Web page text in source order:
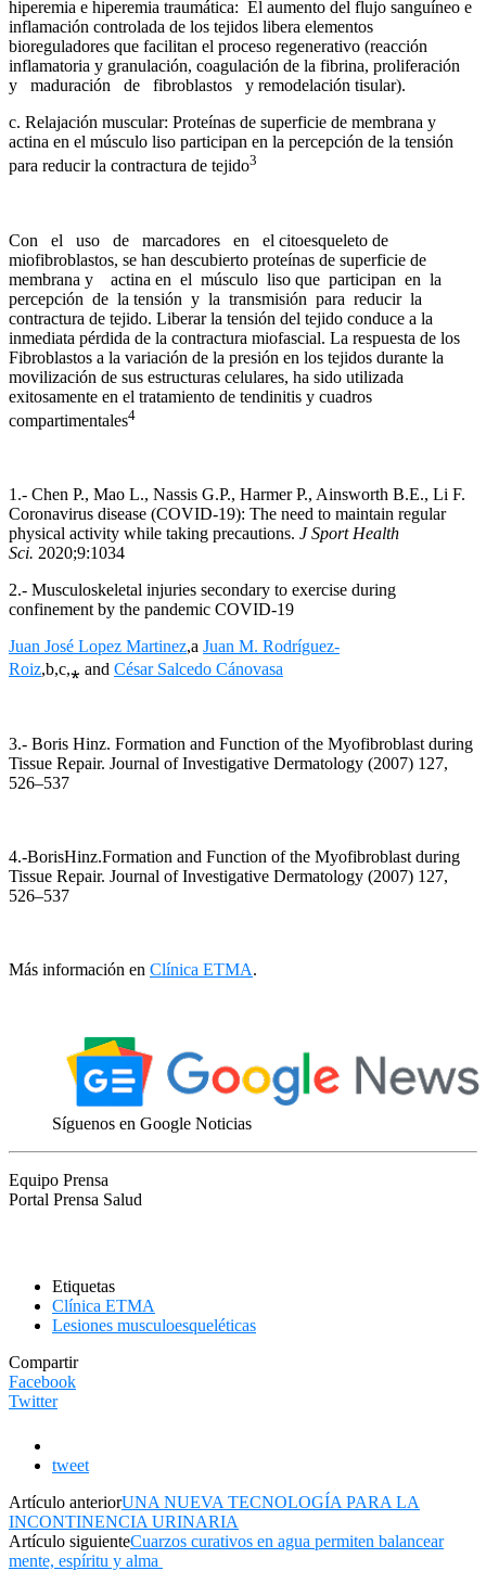
hiperemia e hiperemia traumática: El aumento del flujo sanguíneo e
inflamación controlada de los tejidos libera elementos
bioreguladores que facilitan el proceso regenerativo (reacción
inflamatoria y granulación, coagulación de la fibrina, proliferación
y maduración de fibroblastos y remodelación tisular).
c. Relajación muscular: Proteínas de superficie de membrana y
actina en el músculo liso participan en la percepción de la tensión
para reducir la contractura de tejido3
Con el uso de marcadores en el citoesqueleto de
miofibroblastos, se han descubierto proteínas de superficie de
membrana y actina en el músculo liso que participan en la
percepción de la tensión y la transmisión para reducir la
contractura de tejido. Liberar la tensión del tejido conduce a la
inmediata pérdida de la contractura miofascial. La respuesta de los
Fibroblastos a la variación de la presión en los tejidos durante la
movilización de sus estructuras celulares, ha sido utilizada
exitosamente en el tratamiento de tendinitis y cuadros
compartimentales4
1.- Chen P., Mao L., Nassis G.P., Harmer P., Ainsworth B.E., Li F.
Coronavirus disease (COVID-19): The need to maintain regular
physical activity while taking precautions. J Sport Health
Sci. 2020;9:1034
2.- Musculoskeletal injuries secondary to exercise during
confinement by the pandemic COVID-19
Juan José Lopez Martinez,a Juan M. Rodríguez-
Roiz,b,c,⁎ and César Salcedo Cánovasa
3.- Boris Hinz. Formation and Function of the Myofibroblast during
Tissue Repair. Journal of Investigative Dermatology (2007) 127,
526–537
4.-BorisHinz.Formation and Function of the Myofibroblast during
Tissue Repair. Journal of Investigative Dermatology (2007) 127,
526–537
Más información en Clínica ETMA.
Síguenos en Google Noticias
Equipo Prensa
Portal Prensa Salud
Etiquetas
Clínica ETMA
Lesiones musculoesqueléticas
Compartir
Facebook
Twitter
tweet
Artículo anteriorUNA NUEVA TECNOLOGÍA PARA LA
INCONTINENCIA URINARIA
Artículo siguienteCuarzos curativos en agua permiten balancear
mente, espíritu y alma